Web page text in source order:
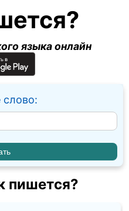
языка онлайн
слово:
пишется?